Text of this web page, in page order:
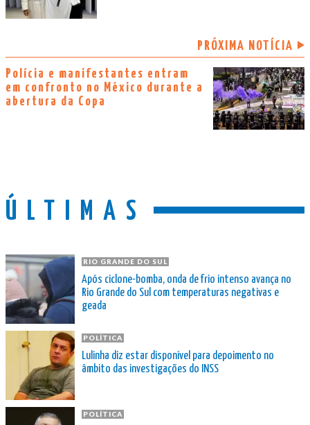
PRÓXIMA NOTÍCIA
Polícia e manifestantes entram
em confronto no México durante a
abertura da Copa
ÚLTIMAS
RIO GRANDE DO SUL
Após ciclone-bomba, onda de frio intenso avança no
Rio Grande do Sul com temperaturas negativas e
geada
POLÍTICA
Lulinha diz estar disponível para depoimento no
âmbito das investigações do INSS
POLÍTICA